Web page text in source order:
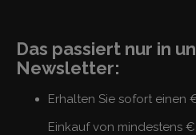
Das passiert nur in
Newsletter:
Erhalten Sie sofort einen
Einkauf von mindestens